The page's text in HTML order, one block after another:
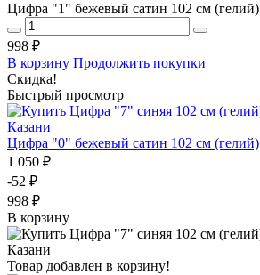
Цифра "1" бежевый сатин 102 см (гелий)
998 ₽
В корзину Продолжить покупки
Скидка!
Быстрый просмотр
Цифра "0" бежевый сатин 102 см (гелий)
1 050 ₽
-52 ₽
998 ₽
В корзину
Товар добавлен в корзину!